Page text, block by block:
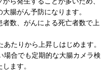
腸がん予防になります。
数、がんによる死亡者数で上
たりから上昇しはじめます。
場合でも定期的な大腸カメラ検
ます。